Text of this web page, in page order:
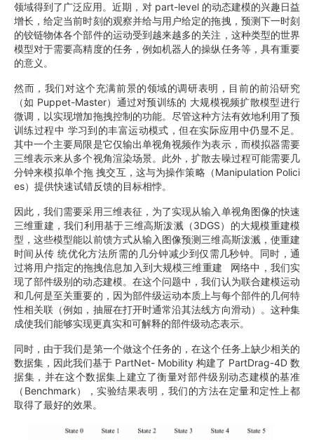
领域得到了广泛应用。近期，对 part-level 的动态建模的兴趣日益
增长，给定当前时刻的观察并给与用户给定的拖拽，预测下一时刻
的铰链物体各个部件的运动受到越来越多的关注，这种类型的世界
模型对于需要高精度的任务，例如机器人的操纵任务等，具有重要
的意义。
然而，我们对这个充满前景的领域的调研表明，目前的前沿研究
（如 Puppet-Master）通过对预训练的 大规模视频扩散模型进行
微调，以实现增加拖拽控制的功能。尽管这种方法有效地利用了预
训练过程中 学习到的丰富运动模式，但在实际应用中仍显不足。
其中一个主要局限是它仅输出单视角视频作为表示，而模拟器需要
三维表示来从多个视角渲染场景。此外，扩散去噪过程可能需要几
分钟来模拟单个拖 拽交互，这与为操作策略（Manipulation Polici
es）提供快速试错反馈的目标相悖。
因此，我们需要采用三维表征，为了实现从输入单视角图像的快速
三维重建，我们利用基于三维高斯泼溅（3DGS）的大规模重建模
型，这些模型能以前馈方式从输入图像预测三维高斯泼溅，使重建
时间从传 统优化方法所需的几分钟减少到仅需几秒钟。同时，通
过将用户指定的拖拽信息加入到大规模三维重建 网络中，我们实
现了部件级别的动态建模。在这个问题中，我们认为联合建模运动
和几何是至关重要的，因为部件级运动本质上与每个部件的几何特
性相关联（例如，抽屉在打开时通常沿其法线方向滑动）。这种集
成使我们能够实现更真实和可解释的部件级动态表示。
同时，由于我们是第一个做这个任务的，在这个任务上缺少相关的
数据集，因此我们基于 PartNet- Mobility 构建了 PartDrag-4D 数
据集，并在这个数据集上建立了衡量对部件级别动态建模的基准
（Benchmark），实验结果表明，我们的方法在定量和定性上都
取得了最好的效果。